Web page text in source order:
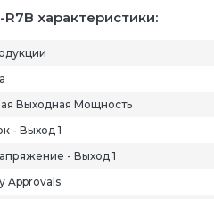
R7B характеристики:
Выходная Мощность
- Выход 1
- Выход 1
Approvals